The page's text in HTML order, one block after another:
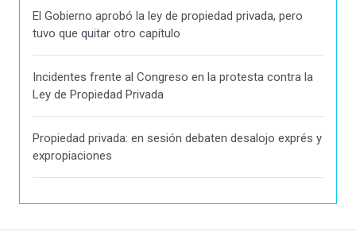
El Gobierno aprobó la ley de propiedad privada, pero
tuvo que quitar otro capítulo
Incidentes frente al Congreso en la protesta contra la
Ley de Propiedad Privada
Propiedad privada: en sesión debaten desalojo exprés y
expropiaciones